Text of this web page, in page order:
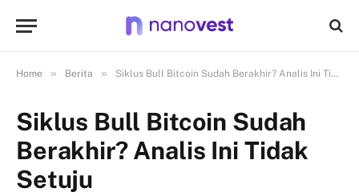
Home » Berita » Siklus Bull Bitcoin Sudah Berakhir? Analis Ini Tidak Setuju
Siklus Bull Bitcoin Sudah
Berakhir? Analis Ini Tidak
Setuju